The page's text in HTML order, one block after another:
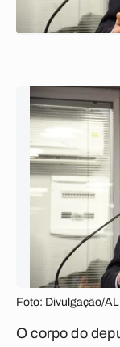
Foto: Divulgação/
O corpo do